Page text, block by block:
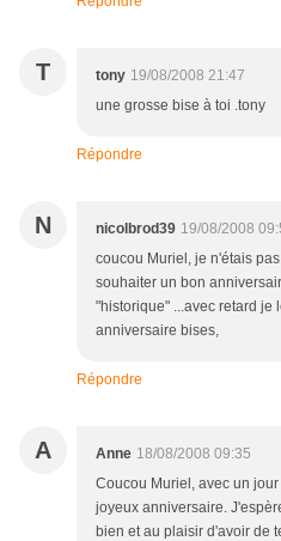
T tony 19/08/2008 21:47
une grosse bise à toi .tony
Répondre
N nicolbrod39 19/08/2008
coucou Muriel, je n'étais
souhaiter un bon
"historique" ...avec retard je
anniversaire bises,
Répondre
A Anne 18/08/2008 09:35
Coucou Muriel, avec un
joyeux anniversaire.
bien et au plaisir d'avoir de